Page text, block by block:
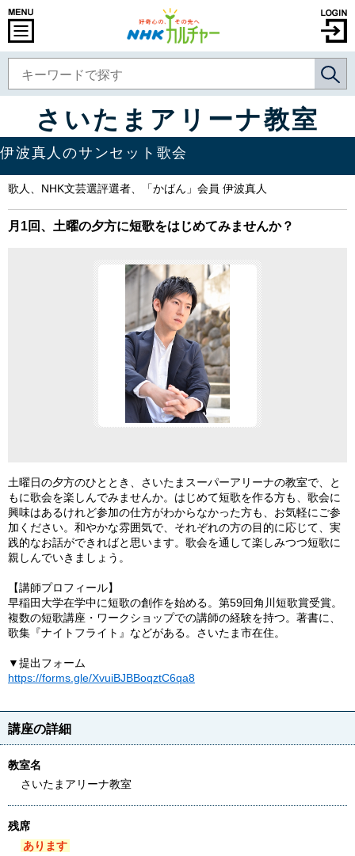
さいたまアリーナ教室
伊波真人のサンセット歌会
歌人、NHK文芸選評選者、「かばん」会員 伊波真人
月1回、土曜の夕方に短歌をはじめてみませんか？
土曜日の夕方のひととき、さいたまスーパーアリーナの教室で、と
もに歌会を楽しんでみませんか。はじめて短歌を作る方も、歌会に
興味はあるけれど参加の仕方がわからなかった方も、お気軽にご参
加ください。和やかな雰囲気で、それぞれの方の目的に応じて、実
践的なお話ができればと思います。歌会を通して楽しみつつ短歌に
親しんでいきましょう。
【講師プロフィール】
早稲田大学在学中に短歌の創作を始める。第59回角川短歌賞受賞。
複数の短歌講座・ワークショップでの講師の経験を持つ。著書に、
歌集『ナイトフライト』などがある。さいたま市在住。
▼提出フォーム
https://forms.gle/XvuiBJBBoqztC6qa8
講座の詳細
教室名
さいたまアリーナ教室
残席
あります